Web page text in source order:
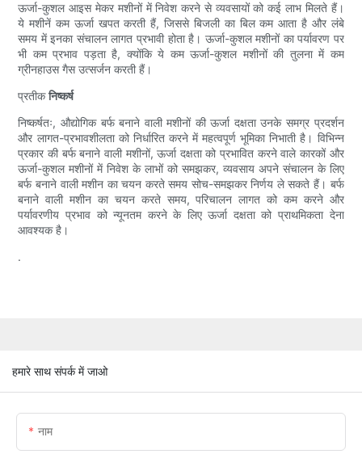
ऊर्जा-कुशल आइस मेकर मशीनों में निवेश करने से व्यवसायों को कई लाभ मिलते हैं।
ये मशीनें कम ऊर्जा खपत करती हैं, जिससे बिजली का बिल कम आता है और लंबे
समय में इनका संचालन लागत प्रभावी होता है। ऊर्जा-कुशल मशीनों का पर्यावरण पर
भी कम प्रभाव पड़ता है, क्योंकि ये कम ऊर्जा-कुशल मशीनों की तुलना में कम
ग्रीनहाउस गैस उत्सर्जन करती हैं।
प्रतीकनिष्कर्ष
निष्कर्षतः, औद्योगिक बर्फ बनाने वाली मशीनों की ऊर्जा दक्षता उनके समग्र प्रदर्शन
और लागत-प्रभावशीलता को निर्धारित करने में महत्वपूर्ण भूमिका निभाती है। विभिन्न
प्रकार की बर्फ बनाने वाली मशीनों, ऊर्जा दक्षता को प्रभावित करने वाले कारकों और
ऊर्जा-कुशल मशीनों में निवेश के लाभों को समझकर, व्यवसाय अपने संचालन के लिए
बर्फ बनाने वाली मशीन का चयन करते समय सोच-समझकर निर्णय ले सकते हैं। बर्फ
बनाने वाली मशीन का चयन करते समय, परिचालन लागत को कम करने और
पर्यावरणीय प्रभाव को न्यूनतम करने के लिए ऊर्जा दक्षता को प्राथमिकता देना
आवश्यक है।
.
हमारे साथ संपर्क में जाओ
नाम